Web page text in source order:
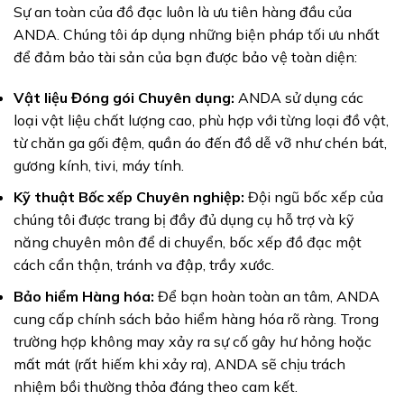
Sự an toàn của đồ đạc luôn là ưu tiên hàng đầu của
ANDA. Chúng tôi áp dụng những biện pháp tối ưu nhất
để đảm bảo tài sản của bạn được bảo vệ toàn diện:
Vật liệu Đóng gói Chuyên dụng: ANDA sử dụng các
loại vật liệu chất lượng cao, phù hợp với từng loại đồ vật,
từ chăn ga gối đệm, quần áo đến đồ dễ vỡ như chén bát,
gương kính, tivi, máy tính.
Kỹ thuật Bốc xếp Chuyên nghiệp: Đội ngũ bốc xếp của
chúng tôi được trang bị đầy đủ dụng cụ hỗ trợ và kỹ
năng chuyên môn để di chuyển, bốc xếp đồ đạc một
cách cẩn thận, tránh va đập, trầy xước.
Bảo hiểm Hàng hóa: Để bạn hoàn toàn an tâm, ANDA
cung cấp chính sách bảo hiểm hàng hóa rõ ràng. Trong
trường hợp không may xảy ra sự cố gây hư hỏng hoặc
mất mát (rất hiếm khi xảy ra), ANDA sẽ chịu trách
nhiệm bồi thường thỏa đáng theo cam kết.